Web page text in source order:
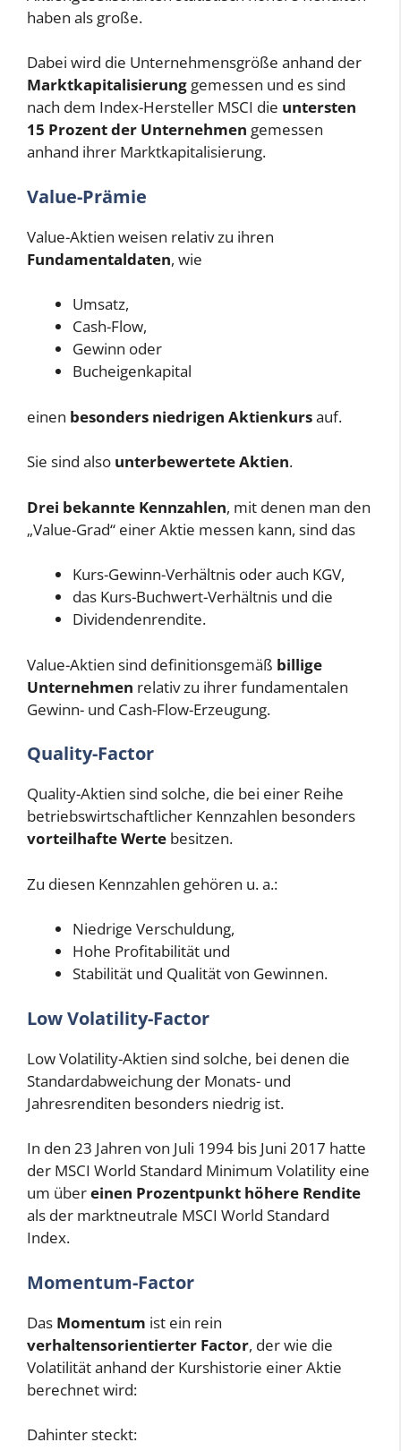
haben als große.
Dabei wird die Unternehmensgröße anhand der
Marktkapitalisierung gemessen und es sind
nach dem Index-Hersteller MSCI die untersten
15 Prozent der Unternehmen gemessen
anhand ihrer Marktkapitalisierung.
Value-Prämie
Value-Aktien weisen relativ zu ihren
Fundamentaldaten, wie
Umsatz,
Cash-Flow,
Gewinn oder
Bucheigenkapital
einen besonders niedrigen Aktienkursauf.
Sie sind also unterbewertete Aktien.
Drei bekannte Kennzahlen, mit denen man den
„Value-Grad“ einer Aktie messen kann, sind das
Kurs-Gewinn-Verhältnis oder auch KGV,
das Kurs-Buchwert-Verhältnis und die
Dividendenrendite.
Value-Aktien sind definitionsgemäß billige
Unternehmen relativ zu ihrer fundamentalen
Gewinn- und Cash-Flow-Erzeugung.
Quality-Factor
Quality-Aktien sind solche, die bei einer Reihe
betriebswirtschaftlicher Kennzahlen besonders
vorteilhafte Werte besitzen.
Zu diesen Kennzahlen gehören u. a.:
Niedrige Verschuldung,
Hohe Profitabilität und
Stabilität und Qualität von Gewinnen.
Low Volatility-Factor
Low Volatility-Aktien sind solche, bei denen die
Standardabweichung der Monats- und
Jahresrenditen besonders niedrig ist.
In den 23 Jahren von Juli 1994 bis Juni 2017 hatte
der MSCI World Standard Minimum Volatility eine
um übereinen Prozentpunkt höhere Rendite
als der marktneutrale MSCI World Standard
Index.
Momentum-Factor
Das Momentum ist ein rein
verhaltensorientierter Factor, der wie die
Volatilität anhand der Kurshistorie einer Aktie
berechnet wird:
Dahinter steckt: